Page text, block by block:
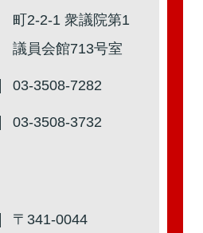
席（秘書）
町2-2-1 衆議院第1
議員会館713号室
03-3508-7282
03-3508-3732
〒341-0044